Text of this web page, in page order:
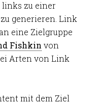
zu einer
generieren. Link
eine Zielgruppe
Fishkin von
Arten von Link
mit dem Ziel